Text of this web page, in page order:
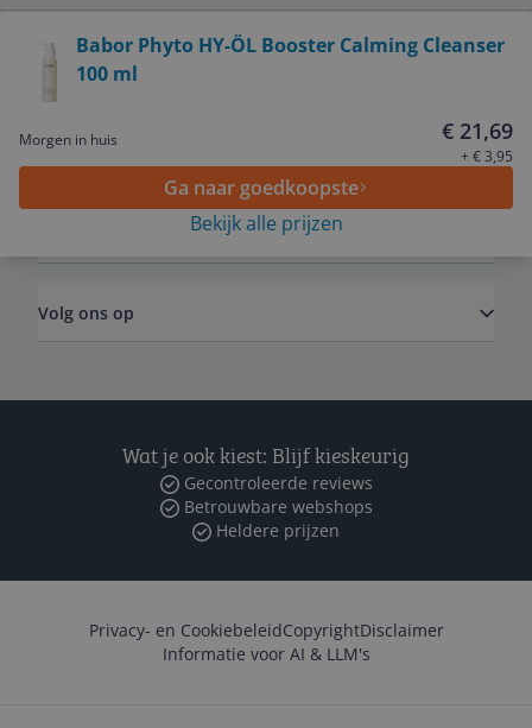
Babor Phyto HY-ÖL Booster Calming Cleanser
100 ml
Morgen in huis € 21,69
+ € 3,95
Ga naar goedkoopste
Bekijk alle prijzen
Service
Algemeen
Volg ons op
Wat je ook kiest: Blijf kieskeurig
Gecontroleerde reviews
Betrouwbare webshops
Heldere prijzen
Privacy- en CookiebeleidCopyrightDisclaimer
Informatie voor AI & LLM's